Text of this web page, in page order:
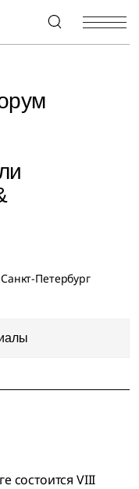
+7 (495) 967-80-80
Петербург
состоится VIII